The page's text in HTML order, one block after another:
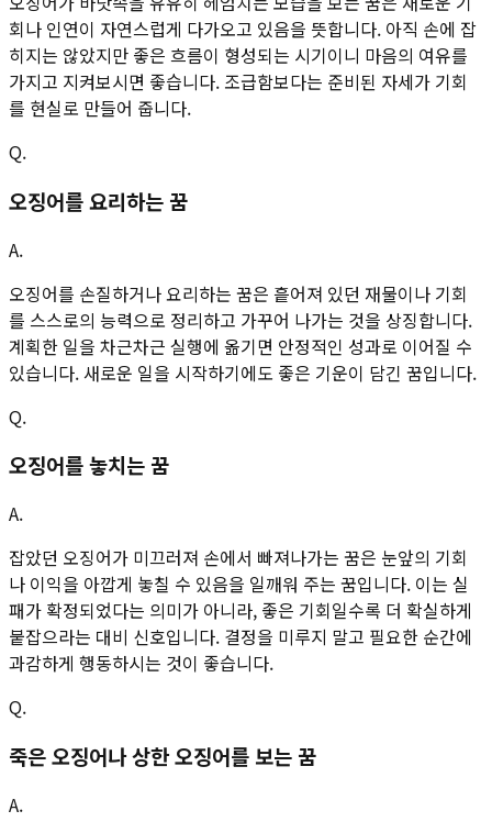
회나 인연이 자연스럽게 다가오고 있음을 뜻합니다. 아직 손에 잡
히지는 않았지만 좋은 흐름이 형성되는 시기이니 마음의 여유를
가지고 지켜보시면 좋습니다. 조급함보다는 준비된 자세가 기회
를 현실로 만들어 줍니다.
Q.
오징어를 요리하는 꿈
A.
오징어를 손질하거나 요리하는 꿈은 흩어져 있던 재물이나 기회
를 스스로의 능력으로 정리하고 가꾸어 나가는 것을 상징합니다.
계획한 일을 차근차근 실행에 옮기면 안정적인 성과로 이어질 수
있습니다. 새로운 일을 시작하기에도 좋은 기운이 담긴 꿈입니다.
Q.
오징어를 놓치는 꿈
A.
잡았던 오징어가 미끄러져 손에서 빠져나가는 꿈은 눈앞의 기회
나 이익을 아깝게 놓칠 수 있음을 일깨워 주는 꿈입니다. 이는 실
패가 확정되었다는 의미가 아니라, 좋은 기회일수록 더 확실하게
붙잡으라는 대비 신호입니다. 결정을 미루지 말고 필요한 순간에
과감하게 행동하시는 것이 좋습니다.
Q.
죽은 오징어나 상한 오징어를 보는 꿈
A.